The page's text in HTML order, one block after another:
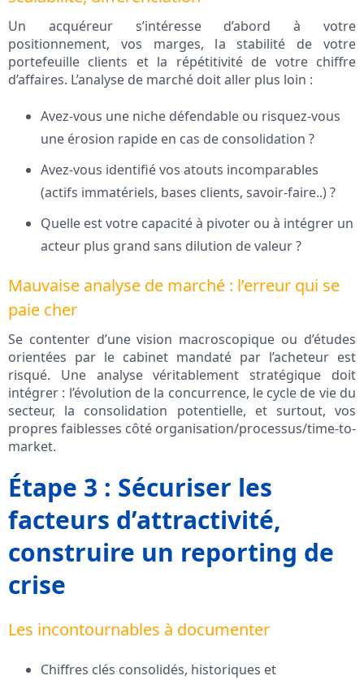
Un acquéreur s’intéresse d’abord à votre
positionnement, vos marges, la stabilité de votre
portefeuille clients et la répétitivité de votre chiffre
d’affaires. L’analyse de marché doit aller plus loin :
Avez-vous une niche défendable ou risquez-vous
une érosion rapide en cas de consolidation ?
Avez-vous identifié vos atouts incomparables
(actifs immatériels, bases clients, savoir-faire..) ?
Quelle est votre capacité à pivoter ou à intégrer un
acteur plus grand sans dilution de valeur ?
Mauvaise analyse de marché : l’erreur qui se
paie cher
Se contenter d’une vision macroscopique ou d’études
orientées par le cabinet mandaté par l’acheteur est
risqué. Une analyse véritablement stratégique doit
intégrer : l’évolution de la concurrence, le cycle de vie du
secteur, la consolidation potentielle, et surtout, vos
propres faiblesses côté organisation/processus/time-to-
market.
Étape 3 : Sécuriser les
facteurs d’attractivité,
construire un reporting de
crise
Les incontournables à documenter
Chiffres clés consolidés, historiques et